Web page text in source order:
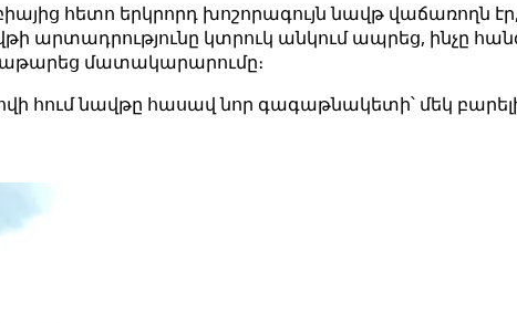
հետո երկրորդ խոշորագույն նավթ վաճառողն
արտադրությունը կտրուկ անկում ապրեց, ինչը
մատակարարումը։
հում նավթը հասավ նոր գագաթնակետի՝ մեկ